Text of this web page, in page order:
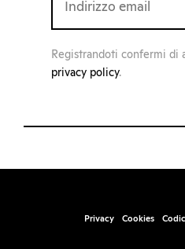
Registrandoti confermi di
privacy policy.
Privacy Cookies